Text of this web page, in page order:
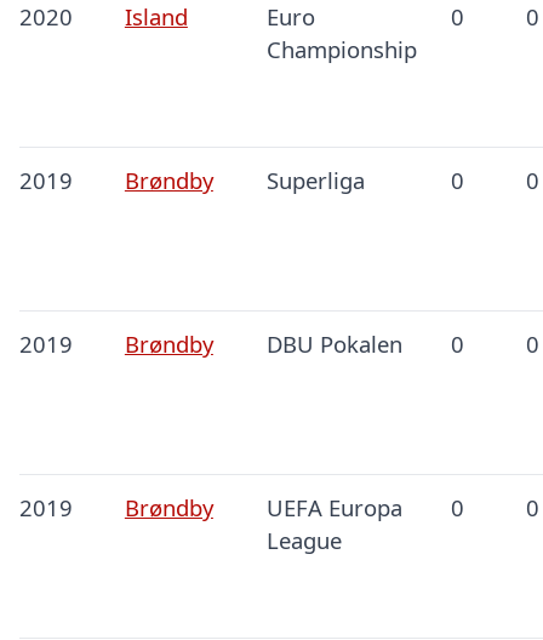
2020 Island
Euro
Championship
0 0
2019 Brøndby Superliga 0 0
2019 Brøndby DBU Pokalen 0 0
2019 Brøndby
UEFA Europa
League
0 0